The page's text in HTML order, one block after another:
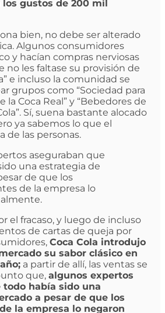
gustos de 200 mil
bien, no debe ser alterado
Algunos consumidores
y hacían compras nerviosas
no les faltase su provisión de
e incluso la comunidad se
grupos como “Sociedad para
la Coca Real” y “Bebedores de
Sí, suena bastante alocado
ya sabemos lo que el
de las personas.
aseguraban que
una estrategia de
de que los
de la empresa lo
el fracaso, y luego de incluso
de cartas de queja por
Coca Cola introdujo
su sabor clásico en
a partir de allí, las ventas se
que, algunos expertos
todo había sido una
a pesar de que los
la empresa lo negaron